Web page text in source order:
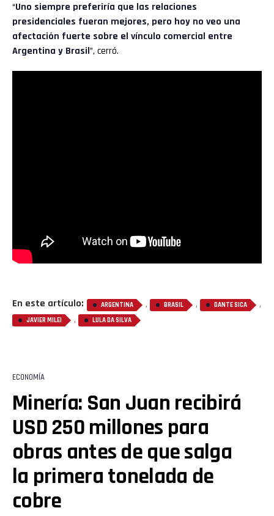
“Uno siempre preferiría que las relaciones
presidenciales fueran mejores, pero hoy no veo una
afectación fuerte sobre el vínculo comercial entre
Argentina y Brasil”, cerró.
En este artículo: ARGENTINA , BRASIL , DANTE SICA ,
JAVIER MILEI , LULA DA SILVA
ECONOMÍA
Minería: San Juan recibirá
USD 250 millones para
obras antes de que salga
la primera tonelada de
cobre